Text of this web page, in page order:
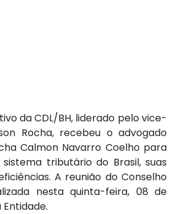
da CDL/BH, liderado pelo vice-
Rocha, recebeu o advogado
Calmon Navarro Coelho para
tributário do Brasil, suas
A reunião do Conselho
nesta quinta-feira, 08 de